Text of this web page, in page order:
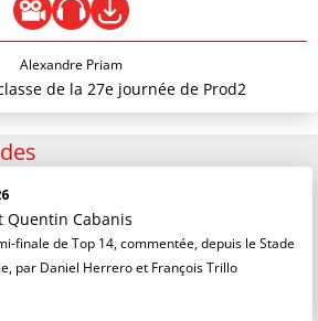
Alexandre Priam
de la 27e journée de Prod2
Quentin Cabanis
finale de Top 14, commentée, depuis le Stade
par Daniel Herrero et François Trillo